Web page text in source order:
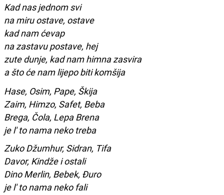
Kad nas jednom svi
na miru ostave, ostave
kad nam ćevap
na zastavu postave, hej
zute dunje, kad nam himna zasvira
a što će nam lijepo biti komšija
Hase, Osim, Pape, Škija
Zaim, Himzo, Safet, Beba
Brega, Čola, Lepa Brena
je l' to nama neko treba
Zuko Džumhur, Sidran, Tifa
Davor, Kindže i ostali
Dino Merlin, Bebek, Đuro
je l' to nama neko fali